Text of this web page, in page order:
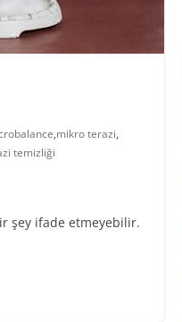
,mikro terazi,
temizliği
şey ifade etmeyebilir.